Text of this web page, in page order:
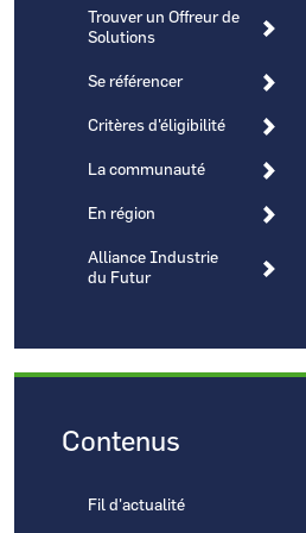
Pays de la Loire
Trouver un Offreur de
Solutions
Se référencer
Critères d'éligibilité
La communauté
En région
Alliance Industrie
du Futur
Contenus
Fil d'actualité